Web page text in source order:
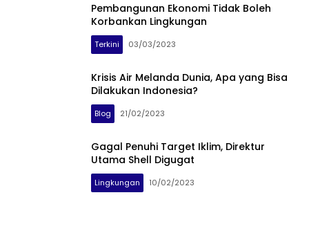
Pembangunan Ekonomi Tidak Boleh
Korbankan Lingkungan
Terkini 03/03/2023
Krisis Air Melanda Dunia, Apa yang Bisa
Dilakukan Indonesia?
Blog 21/02/2023
Gagal Penuhi Target Iklim, Direktur
Utama Shell Digugat
Lingkungan 10/02/2023